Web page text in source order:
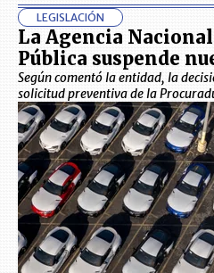
LEGISLACIÓN
La Agencia
Pública suspende
Según comentó la entidad, la
solicitud preventiva de la